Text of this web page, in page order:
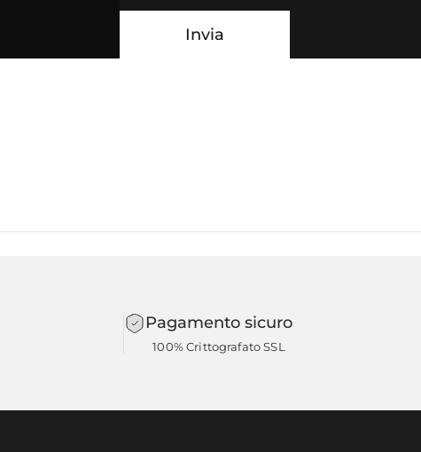
Invia
Pagamento sicuro
100% Crittografato SSL